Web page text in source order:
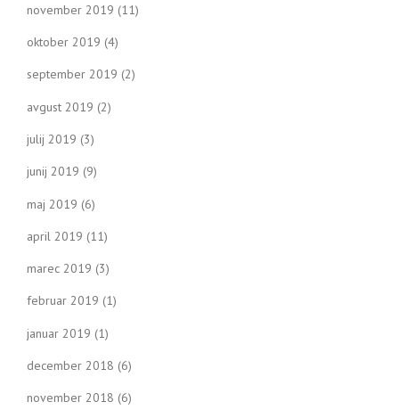
november 2019 (11)
oktober 2019 (4)
september 2019 (2)
avgust 2019 (2)
julij 2019 (3)
junij 2019 (9)
maj 2019 (6)
april 2019 (11)
marec 2019 (3)
februar 2019 (1)
januar 2019 (1)
december 2018 (6)
november 2018 (6)